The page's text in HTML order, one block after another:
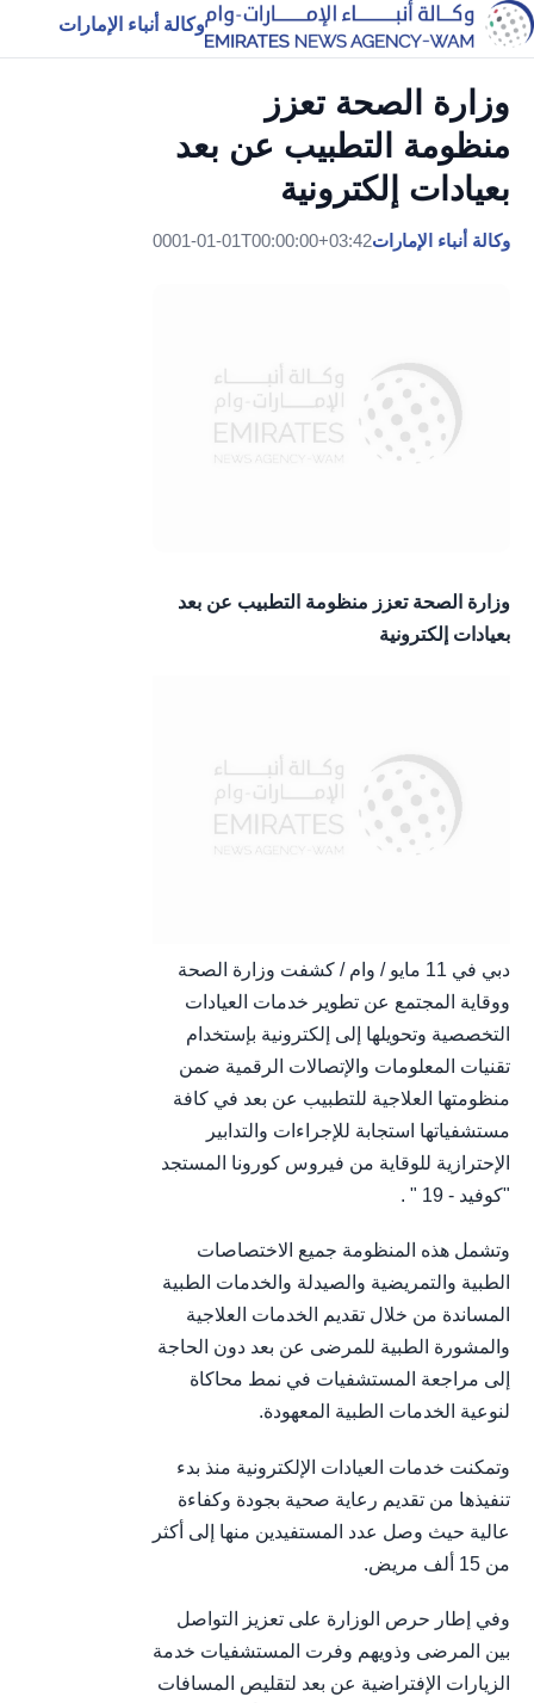
وكالة أنباء الإمارات
وزارة الصحة تعزز
منظومة التطبيب عن بعد
بعيادات إلكترونية
وكالة أنباء الإمارات0001-01-01T00:00:00+03:42
وزارة الصحة تعزز منظومة التطبيب عن بعد
بعيادات إلكترونية
دبي في 11 مايو / وام / كشفت وزارة الصحة
ووقاية المجتمع عن تطوير خدمات العيادات
التخصصية وتحويلها إلى إلكترونية بإستخدام
تقنيات المعلومات والإتصالات الرقمية ضمن
منظومتها العلاجية للتطبيب عن بعد في كافة
مستشفياتها استجابة للإجراءات والتدابير
الإحترازية للوقاية من فيروس كورونا المستجد
"كوفيد - 19 " .
وتشمل هذه المنظومة جميع الاختصاصات
الطبية والتمريضية والصيدلة والخدمات الطبية
المساندة من خلال تقديم الخدمات العلاجية
والمشورة الطبية للمرضى عن بعد دون الحاجة
إلى مراجعة المستشفيات في نمط محاكاة
لنوعية الخدمات الطبية المعهودة.
وتمكنت خدمات العيادات الإلكترونية منذ بدء
تنفيذها من تقديم رعاية صحية بجودة وكفاءة
عالية حيث وصل عدد المستفيدين منها إلى أكثر
من 15 ألف مريض.
وفي إطار حرص الوزارة على تعزيز التواصل
بين المرضى وذويهم وفرت المستشفيات خدمة
الزيارات الإفتراضية عن بعد لتقليص المسافات